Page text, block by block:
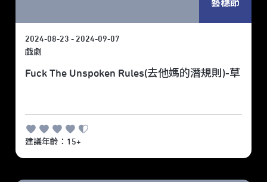
藝穗節
2024-08-23 - 2024-09-07
戲劇
Fuck The Unspoken Rules(去他媽的潛規則)-草
建議年齡：15+